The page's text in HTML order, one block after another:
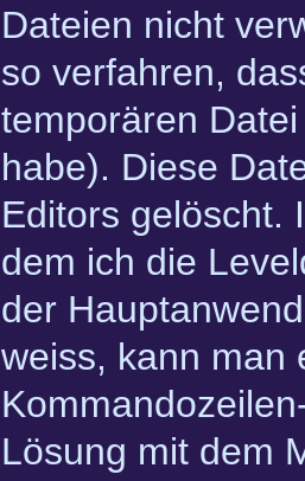
Dateien nicht
so verfahren,
temporären
habe). Diese
Editors gelöscht.
dem ich die
der
weiss, kann man
Lösung mit dem